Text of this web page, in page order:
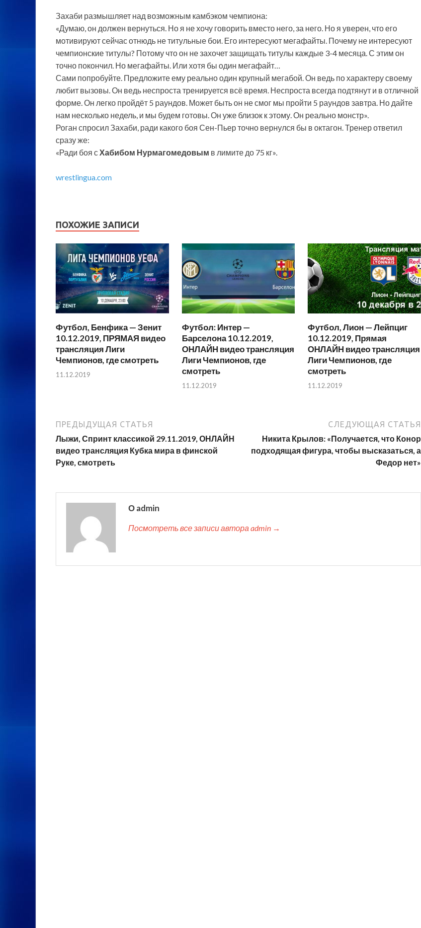
Захаби размышляет над возможным камбэком чемпиона:
«Думаю, он должен вернуться. Но я не хочу говорить вместо него, за него. Но я уверен, что его
мотивируют сейчас отнюдь не титульные бои. Его интересуют мегафайты. Почему не интересуют
чемпионские титулы? Потому что он не захочет защищать титулы каждые 3-4 месяца. С этим он
точно покончил. Но мегафайты. Или хотя бы один мегафайт…
Сами попробуйте. Предложите ему реально один крупный мегабой. Он ведь по характеру своему
любит вызовы. Он ведь неспроста тренируется всё время. Неспроста всегда подтянут и в отличной
форме. Он легко пройдёт 5 раундов. Может быть он не смог мы пройти 5 раундов завтра. Но дайте
нам несколько недель, и мы будем готовы. Он уже близок к этому. Он реально монстр».
Роган спросил Захаби, ради какого боя Сен-Пьер точно вернулся бы в октагон. Тренер ответил
сразу же:
«Ради боя сХабибом Нурмагомедовым в лимите до 75 кг».
wrestlingua.com
ПОХОЖИЕ ЗАПИСИ
Футбол, Бенфика — Зенит
10.12.2019, ПРЯМАЯ видео
трансляция Лиги
Чемпионов, где смотреть
11.12.2019
Футбол: Интер —
Барселона 10.12.2019,
ОНЛАЙН видео трансляция
Лиги Чемпионов, где
смотреть
11.12.2019
Футбол, Лион — Лейпциг
10.12.2019, Прямая
ОНЛАЙН видео трансляция
Лиги Чемпионов, где
смотреть
11.12.2019
ПРЕДЫДУЩАЯ СТАТЬЯ
Лыжи, Спринт классикой 29.11.2019, ОНЛАЙН
видео трансляция Кубка мира в финской
Руке, смотреть
СЛЕДУЮЩАЯ СТАТЬЯ
Никита Крылов: «Получается, что Конор
подходящая фигура, чтобы высказаться, а
Федор нет»
О admin
Посмотреть все записи автора admin →